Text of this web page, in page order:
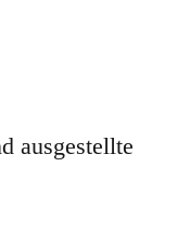
ausgestellte